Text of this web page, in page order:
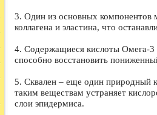
3. Один из основных компонентов
коллагена и эластина, что
4. Содержащиеся кислоты Омега-3
способно восстановить
5. Сквален – еще один природный
таким веществам устраняет
слои эпидермиса.